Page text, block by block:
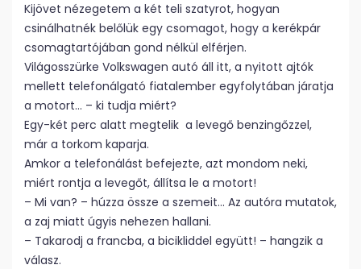
Kijövet nézegetem a két teli szatyrot, hogyan
csinálhatnék belőlük egy csomagot, hogy a kerékpár
csomagtartójában gond nélkül elférjen.
Világosszürke Volkswagen autó áll itt, a nyitott ajtók
mellett telefonálgató fiatalember egyfolytában járatja
a motort… – ki tudja miért?
Egy-két perc alatt megtelik a levegő benzingőzzel,
már a torkom kaparja.
Amkor a telefonálást befejezte, azt mondom neki,
miért rontja a levegőt, állítsa le a motort!
– Mi van? – húzza össze a szemeit… Az autóra mutatok,
a zaj miatt úgyis nehezen hallani.
– Takarodj a francba, a bicikliddel együtt! – hangzik a
válasz.